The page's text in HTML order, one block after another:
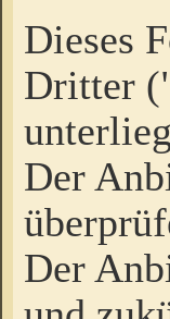
Dieses
Dritter
Der
Der